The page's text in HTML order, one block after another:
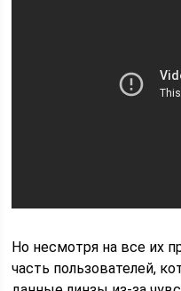
Но несмотря на все их
часть пользователей,